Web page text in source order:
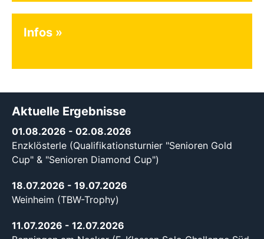
Infos
Aktuelle Ergebnisse
01.08.2026 - 02.08.2026
Enzklösterle (Qualifikationsturnier "Senioren Gold
Cup" & "Senioren Diamond Cup")
18.07.2026 - 19.07.2026
Weinheim (TBW-Trophy)
11.07.2026 - 12.07.2026